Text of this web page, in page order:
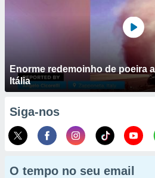
Enorme redemoinho de poeira
Itália
Siga-nos
O tempo no seu email